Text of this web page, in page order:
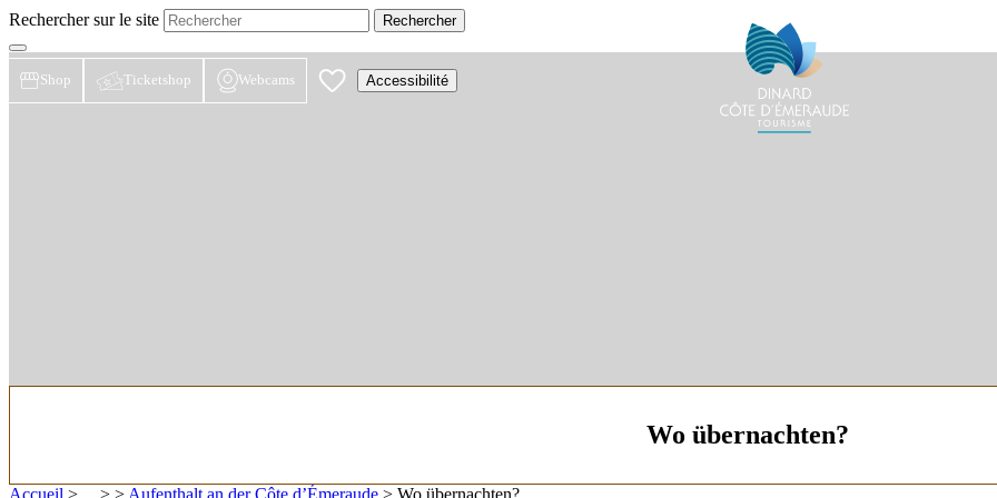
Rechercher sur le site
Shop Ticketshop Webcams Accessibilité
Wo übernachten?
Accueil > ... > > Aufenthalt an der Côte d’Émeraude > Wo übernachten?